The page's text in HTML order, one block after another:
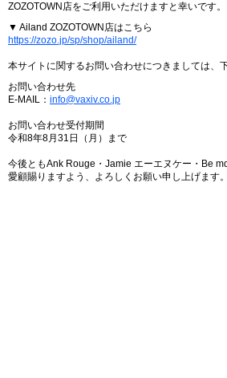
ZOZOTOWN店をご利用いただけますと幸いです。
▼ Ailand ZOZOTOWN店はこちら
https://zozo.jp/sp/shop/ailand/
本サイトに関するお問い合わせにつきましては、
お問い合わせ先
E-MAIL： info@vaxiv.co.jp
お問い合わせ受付期間
令和8年8月31日（月）まで
今後ともAnk Rouge・Jamie エーエヌケー・Be
愛顧賜りますよう、よろしくお願い申し上げます。